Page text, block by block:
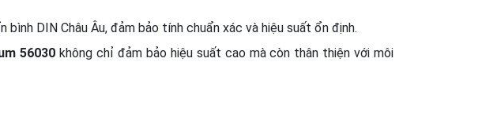
DIN Châu Âu, đảm bảo tính chuẩn xác và hiệu suất ổn định.
56030 không chỉ đảm bảo hiệu suất cao mà còn thân thiện với môi